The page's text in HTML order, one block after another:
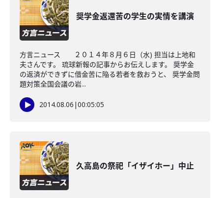
奨学金返還苦の学生の実情を講演
方言ニュース ２０１４年８月６日（水) 担当は上地和
夫さんです。 琉球新報の記事からお伝えします。 奨学金
の返済ができずに借金苦に陥る若者を救おうと、 奨学金問
題対策全国会議の岩...
2014.08.06 |00:05:05
久高島の祭祀「イザイホー」中止